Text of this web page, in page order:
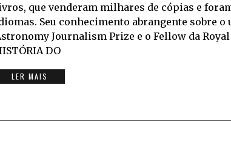
que venderam milhares de cópias e
Seu conhecimento abrangente sobre
Journalism Prize e o Fellow da
DO
LER MAIS